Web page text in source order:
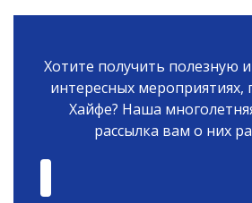
Хотите получить полезную
интересных
Хайфе? Наша
рассылка вам о них